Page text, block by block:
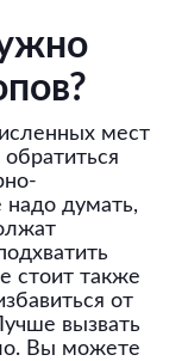
мест
думать,
стоит также
от
вызвать
Вы можете